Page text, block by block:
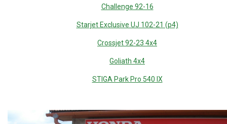
Challenge 92-16
Starjet Exclusive UJ 102-21 (p4)
Crossjet 92-23 4x4
Goliath 4x4
STIGA Park Pro 540 IX